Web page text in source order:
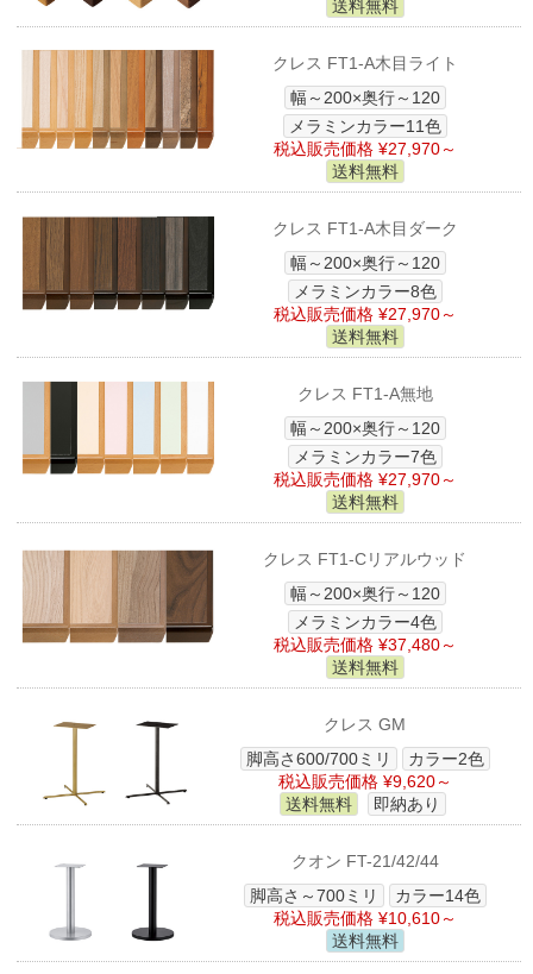
送料無料
クレス FT1-A木目ライト
幅～200×奥行～120
メラミンカラー11色
税込販売価格 ¥27,970～
送料無料
クレス FT1-A木目ダーク
幅～200×奥行～120
メラミンカラー8色
税込販売価格 ¥27,970～
送料無料
クレス FT1-A無地
幅～200×奥行～120
メラミンカラー7色
税込販売価格 ¥27,970～
送料無料
クレス FT1-Cリアルウッド
幅～200×奥行～120
メラミンカラー4色
税込販売価格 ¥37,480～
送料無料
クレス GM
脚高さ600/700ミリ
カラー2色
税込販売価格 ¥9,620～
送料無料
即納あり
クオン FT-21/42/44
脚高さ～700ミリ
カラー14色
税込販売価格 ¥10,610～
送料無料